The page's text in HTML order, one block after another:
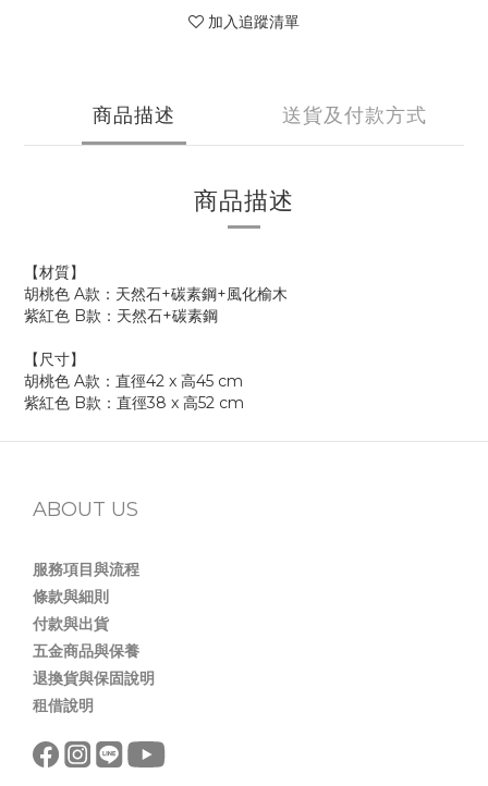
加入追蹤清單
商品描述 送貨及付款方式
商品描述
【材質】
胡桃色 A款：天然石+碳素鋼+風化榆木
紫紅色 B款：天然石+碳素鋼
【尺寸】
胡桃色 A款：直徑42 x 高45 cm
紫紅色 B款：直徑38 x 高52 cm
ABOUT US
服務項目與流程
條款與細則
付款與出貨
五金商品與保養
退換貨與保固說明
租借說明